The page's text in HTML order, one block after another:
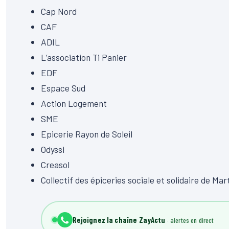
Cap Nord
CAF
ADIL
L’association Ti Panier
EDF
Espace Sud
Action Logement
SME
Epicerie Rayon de Soleil
Odyssi
Creasol
Collectif des épiceries sociale et solidaire de
Rejoignez la chaîne ZayActu